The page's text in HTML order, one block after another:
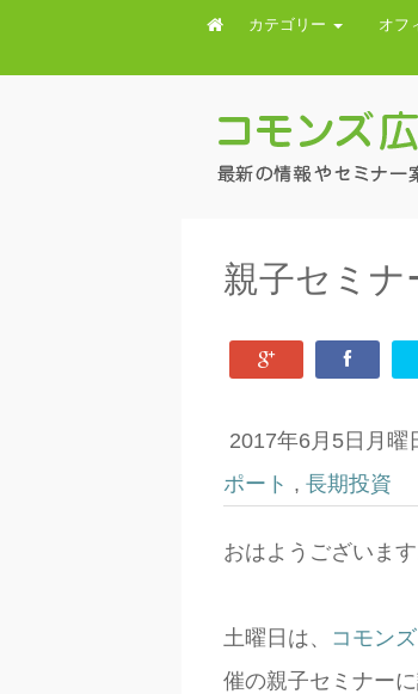
カテゴリー オフ
親子セミナ
2017年6月5日月曜
ポート , 長期投資
おはようございま
土曜日は、 コモン
催の親子セミナー